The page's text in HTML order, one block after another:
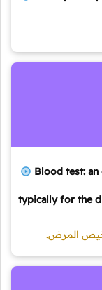
Blood test:
typically for the
المرض.